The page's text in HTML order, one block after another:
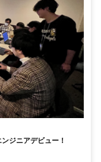
ジニアデビュー！